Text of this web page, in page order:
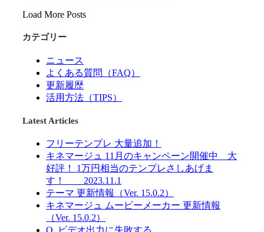
Load More Posts
カテゴリー
ニュース
よくある質問（FAQ）
更新履歴
活用方法（TIPS）
Latest Articles
フリーテンプレ 大量追加！
キネマージュ 11月のキャンペーン開催中 大
好評！ 1万円相当のテンプレさしあげま
す！ 2023.11.1
テーマ 更新情報（Ver. 15.0.2）
キネマージュ ムービーメーカー 更新情報
（Ver. 15.0.2）
Q. ビデオ出力に失敗する